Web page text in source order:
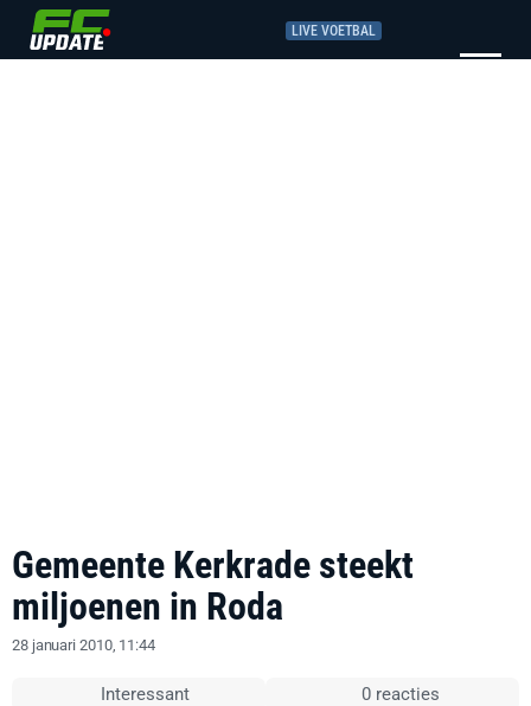
LIVE VOETBAL
Gemeente Kerkrade steekt
miljoenen in Roda
28 januari 2010, 11:44
Interessant 0 reacties